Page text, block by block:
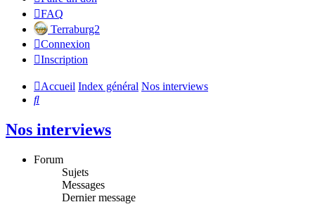
FAQ
Terraburg2
Connexion
Inscription
Accueil Index général Nos interviews
Rechercher
Nos interviews
Forum
Sujets
Messages
Dernier message